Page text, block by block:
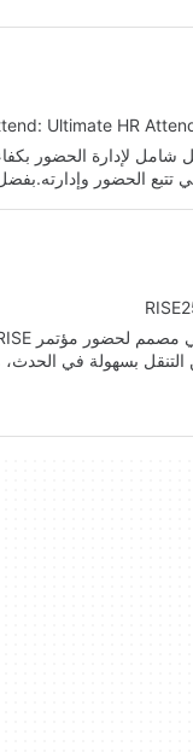
Ultimate HR
تتبع الحضور
التنقل بسهولة في